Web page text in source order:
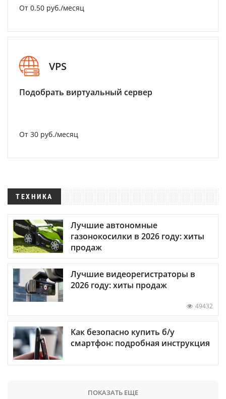
От 0.50 руб./месяц
VPS
Подобрать виртуальный сервер
От 30 руб./месяц
ТЕХНИКА
Лучшие автономные
газонокосилки в 2026 году: хиты
продаж
Лучшие видеорегистраторы в
2026 году: хиты продаж
49432
Как безопасно купить б/у
смартфон: подробная инструкция
ПОКАЗАТЬ ЕЩЕ